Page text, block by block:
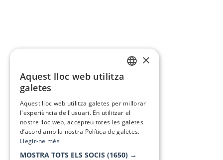
×
Aquest lloc web utilitza
galetes
Aquest lloc web utilitza galetes per millorar
l'experiència de l'usuari. En utilitzar el
nostre lloc web, accepteu totes les galetes
d’acord amb la nostra Política de galetes.
Llegir-ne més
MOSTRA TOTS ELS SOCIS (1650) →